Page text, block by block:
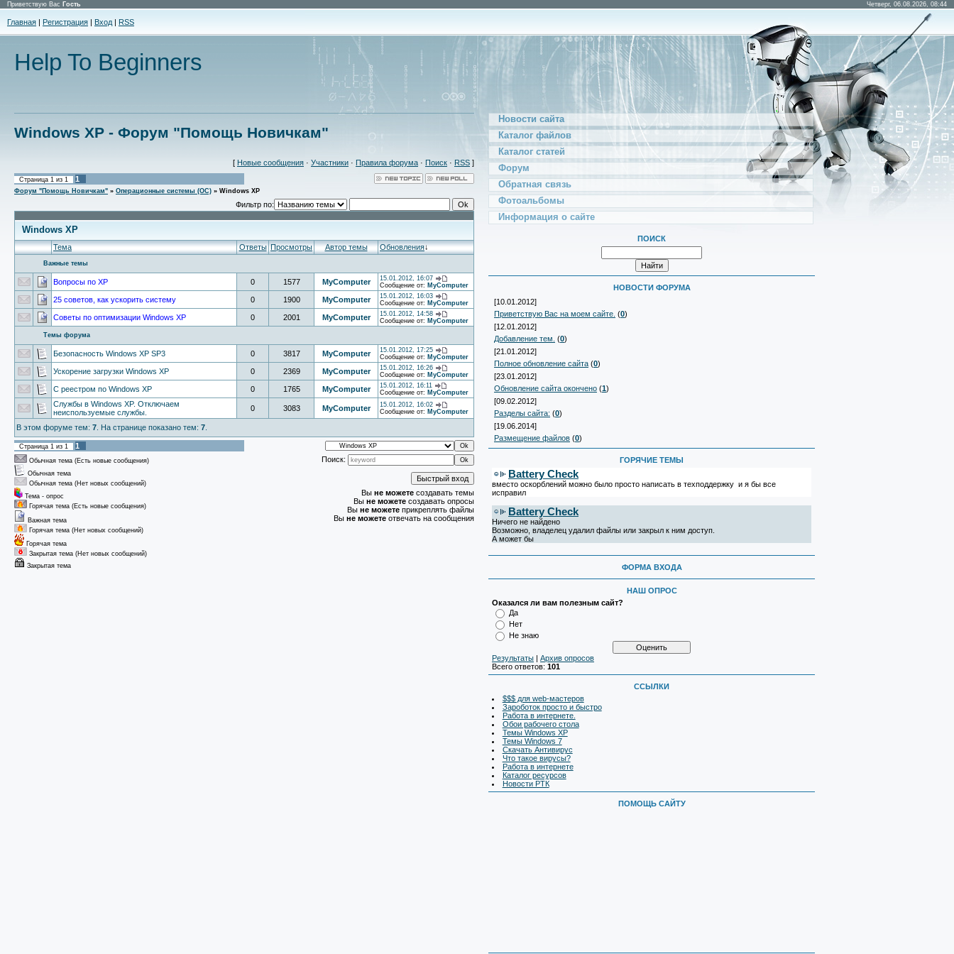
Приветствую Вас Гость Четверг, 06.08.2026, 08:44
Главная | Регистрация | Вход | RSS
Help To Beginners
Windows XP - Форум "Помощь Новичкам"
[ Новые сообщения · Участники · Правила форума · Поиск · RSS ]
Страница 1 из 1 1
Форум "Помощь Новичкам" » Операционные системы (ОС) » Windows XP
Фильтр по:
Windows XP
Тема Ответы Просмотры Автор темы Обновления↓
Важные темы
Вопросы по ХР 0 1577 MyComputer
15.01.2012, 16:07
Сообщение от: MyComputer
25 советов, как ускорить систему 0 1900 MyComputer
15.01.2012, 16:03
Сообщение от: MyComputer
Советы по оптимизации Windows XP 0 2001 MyComputer
15.01.2012, 14:58
Сообщение от: MyComputer
Темы форума
Безопасность Windows XP SP3 0 3817 MyComputer
15.01.2012, 17:25
Сообщение от: MyComputer
Ускорение загрузки Windows XP 0 2369 MyComputer
15.01.2012, 16:26
Сообщение от: MyComputer
C реестром по Windows XP 0 1765 MyComputer
15.01.2012, 16:11
Сообщение от: MyComputer
Службы в Windows XP. Отключаем
неиспользуемые службы.
0 3083 MyComputer
15.01.2012, 16:02
Сообщение от: MyComputer
В этом форуме тем: 7 . На странице показано тем: 7
Страница 1 из 1 1
Обычная тема (Есть новые сообщения)
Обычная тема
Обычная тема (Нет новых сообщений)
Тема - опрос
Горячая тема (Есть новые сообщения)
Важная тема
Горячая тема (Нет новых сообщений)
Горячая тема
Закрытая тема (Нет новых сообщений)
Закрытая тема
Поиск:
Вы не можете создавать темы
Вы не можете создавать опросы
Вы не можете прикреплять файлы
Вы не можете отвечать на сообщения
Новости сайта
Каталог файлов
Каталог статей
Форум
Обратная связь
Фотоальбомы
Информация о сайте
ПОИСК
НОВОСТИ ФОРУМА
[10.01.2012]
Приветствую Вас на моем сайте. (0)
[12.01.2012]
Добавление тем. (0)
[21.01.2012]
Полное обновление сайта (0)
[23.01.2012]
Обновление сайта окончено (1)
[09.02.2012]
Разделы сайта: (0)
[19.06.2014]
Размещение файлов (0)
ГОРЯЧИЕ ТЕМЫ
Battery Check
вместо оскорблений можно было просто написать в техподдержку и я бы все
исправил
Battery Check
Ничего не найдено
Возможно, владелец удалил файлы или закрыл к ним доступ.
А может бы
ФОРМА ВХОДА
НАШ ОПРОС
Оказался ли вам полезным сайт?
Да
Нет
Не знаю
Результаты | Архив опросов
Всего ответов: 101
ССЫЛКИ
$$$ для web-мастеров
Зароботок просто и быстро
Работа в интернете.
Обои рабочего стола
Темы Windows XP
Темы Windows 7
Скачать Антивирус
Что такое вирусы?
Работа в интернете
Каталог ресурсов
Новости РТК
ПОМОЩЬ САЙТУ